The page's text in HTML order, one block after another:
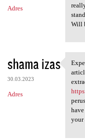
Adres
Will
shama izas
30.03.2023
Adres
your